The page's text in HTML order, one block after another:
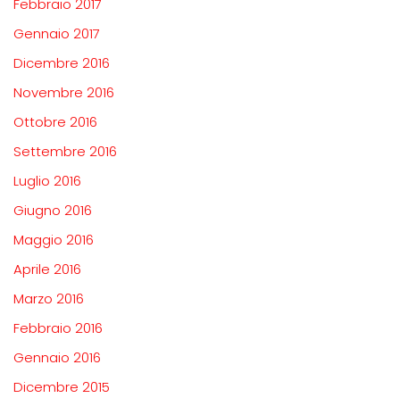
Febbraio 2017
Gennaio 2017
Dicembre 2016
Novembre 2016
Ottobre 2016
Settembre 2016
Luglio 2016
Giugno 2016
Maggio 2016
Aprile 2016
Marzo 2016
Febbraio 2016
Gennaio 2016
Dicembre 2015